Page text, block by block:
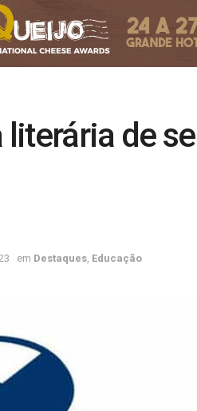
literária de
em Destaques Educação